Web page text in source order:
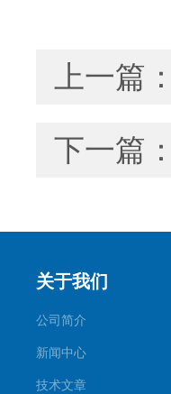
上一篇：
下一篇：
关于我们
公司简介
新闻中心
技术文章